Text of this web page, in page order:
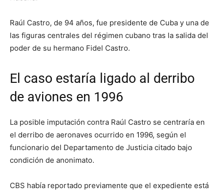
Raúl Castro, de 94 años, fue presidente de Cuba y una de
las figuras centrales del régimen cubano tras la salida del
poder de su hermano Fidel Castro.
El caso estaría ligado al derribo
de aviones en 1996
La posible imputación contra Raúl Castro se centraría en
el derribo de aeronaves ocurrido en 1996, según el
funcionario del Departamento de Justicia citado bajo
condición de anonimato.
CBS había reportado previamente que el expediente está